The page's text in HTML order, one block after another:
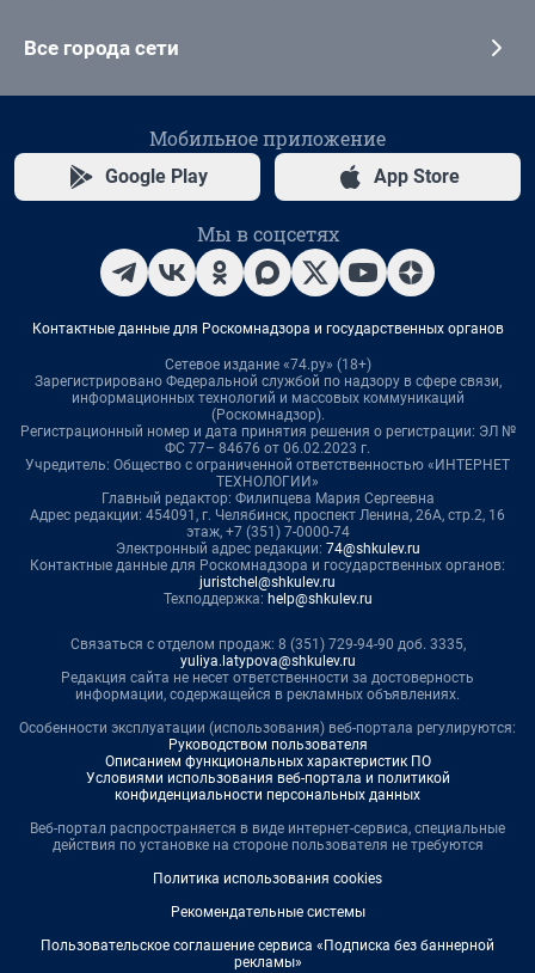
Все города сети
Мобильное приложение
Google Play App Store
Мы в соцсетях
Контактные данные для Роскомнадзора и государственных органов
Сетевое издание «74.ру» (18+)
Зарегистрировано Федеральной службой по надзору в сфере связи,
информационных технологий и массовых коммуникаций
(Роскомнадзор).
Регистрационный номер и дата принятия решения о регистрации: ЭЛ №
ФС 77– 84676 от 06.02.2023 г.
Учредитель: Общество с ограниченной ответственностью «ИНТЕРНЕТ
ТЕХНОЛОГИИ»
Главный редактор: Филипцева Мария Сергеевна
Адрес редакции: 454091, г. Челябинск, проспект Ленина, 26А, стр.2, 16
этаж, +7 (351) 7-0000-74
Электронный адрес редакции: 74@shkulev.ru
Контактные данные для Роскомнадзора и государственных органов:
juristchel@shkulev.ru
Техподдержка: help@shkulev.ru
Связаться с отделом продаж: 8 (351) 729-94-90 доб. 3335,
yuliya.latypova@shkulev.ru
Редакция сайта не несет ответственности за достоверность
информации, содержащейся в рекламных объявлениях.
Особенности эксплуатации (использования) веб-портала регулируются:
Руководством пользователя
Описанием функциональных характеристик ПО
Условиями использования веб-портала и политикой
конфиденциальности персональных данных
Веб-портал распространяется в виде интернет-сервиса, специальные
действия по установке на стороне пользователя не требуются
Политика использования cookies
Рекомендательные системы
Пользовательское соглашение сервиса «Подписка без баннерной
рекламы»